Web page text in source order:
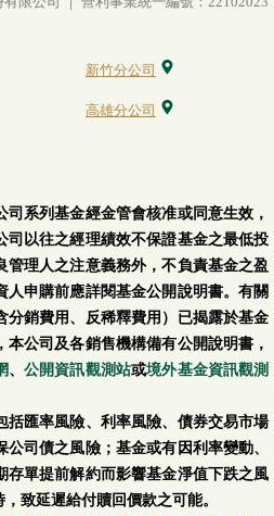
新竹分公司
高雄分公司
系列基金經金管會核准或同意生效，
司以往之經理績效不保證基金之最低投
管理人之注意義務外，不負責基金之盈
人申購前應詳閱基金公開說明書。有關
分銷費用、反稀釋費用）已揭露於基金
公司及各銷售機構備有公開說明書，
、 公開資訊觀測站或境外基金資訊觀測
括匯率風險、利率風險、債券交易市場
司債之風險；基金或有因利率變動、
存單提前解約而影響基金淨值下跌之風
致延遲給付贖回價款之可能。